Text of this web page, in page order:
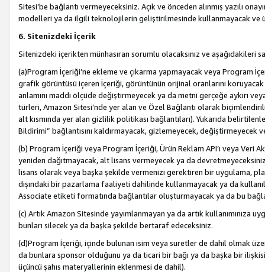
Sitesi’be bağlantı vermeyeceksiniz. Açık ve önceden alınmış yazılı
modelleri ya da ilgili teknolojilerin geliştirilmesinde kullanmayacak ve
6. Sitenizdeki İçerik
Sitenizdeki içerikten münhasıran sorumlu olacaksınız ve aşağıdakileri
(a)Program İçeriği’ne ekleme ve çıkarma yapmayacak veya Program
grafik görüntüsü içeren İçeriği, görüntünün orijinal oranlarını
anlamını maddi ölçüde değiştirmeyecek ya da metni gerçeğe aykırı
türleri, Amazon Sitesi’nde yer alan ve Özel Bağlantı olarak
alt kısmında yer alan gizlilik politikası bağlantıları). Yukarıda
Bildirimi” bağlantısını kaldırmayacak, gizlemeyecek,
(b) Program İçeriği veya Program İçeriği, Ürün Reklam API’ı veya Veri
yeniden dağıtmayacak, alt lisans vermeyecek ya da
lisans olarak veya başka şekilde vermenizi gerektiren bir uygulama,
dışındaki bir pazarlama faaliyeti dahilinde kullanmayacak ya da
Associate etiketi formatında bağlantılar oluşturmayacak ya da bu
(c) Artık Amazon Sitesinde yayımlanmayan ya da artık kullanımınıza
bunları silecek ya da başka şekilde bertaraf edeceksiniz.
(d)Program İçeriği, içinde bulunan isim veya suretler de dahil olmak
da bunlara sponsor olduğunu ya da ticari bir bağı ya da başka bir
üçüncü şahıs materyallerinin eklenmesi de dahil).